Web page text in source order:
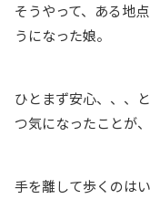
そうやって、ある地
うになった娘。
ひとまず安心、、、
つ気になったことが、
手を離して歩くのは